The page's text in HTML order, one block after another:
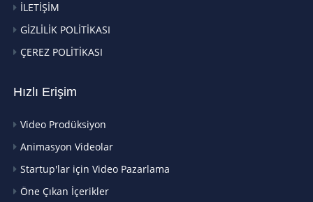
İLETİŞİM
GİZLİLİK POLİTİKASI
ÇEREZ POLİTİKASI
Hızlı Erişim
Video Prodüksiyon
Animasyon Videolar
Startup'lar için Video Pazarlama
Öne Çıkan İçerikler